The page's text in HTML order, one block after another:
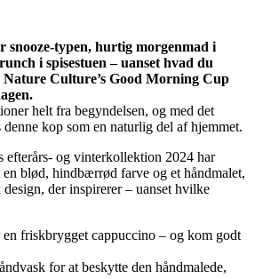
snooze-typen, hurtig morgenmad i
i spisestuen – uanset hvad du
Culture’s Good Morning Cup
helt fra begyndelsen, og med det
kop som en naturlig del af hjemmet.
efterårs- og vinterkollektion 2024 har
blød, hindbærrød farve og et håndmalet,
der inspirerer – uanset hvilke
friskbrygget cappuccino – og kom godt
for at beskytte den håndmalede,